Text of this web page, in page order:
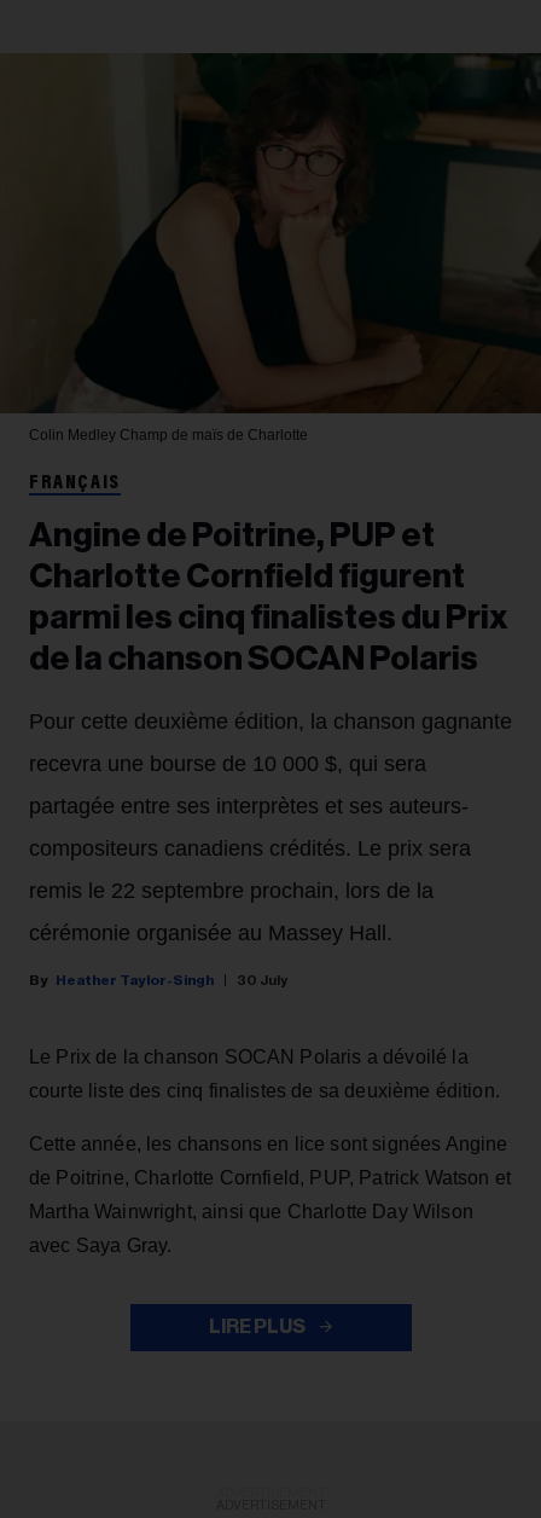
Colin Medley Champ de maïs de Charlotte
FRANÇAIS
Angine de Poitrine, PUP et
Charlotte Cornfield figurent
parmi les cinq finalistes du Prix
de la chanson SOCAN Polaris
Pour cette deuxième édition, la chanson gagnante
recevra une bourse de 10 000 $, qui sera
partagée entre ses interprètes et ses auteurs-
compositeurs canadiens crédités. Le prix sera
remis le 22 septembre prochain, lors de la
cérémonie organisée au Massey Hall.
Heather Taylor-Singh 30 July
Le Prix de la chanson SOCAN Polaris a dévoilé la
courte liste des cinq finalistes de sa deuxième édition.
Cette année, les chansons en lice sont signées Angine
de Poitrine, Charlotte Cornfield, PUP, Patrick Watson et
Martha Wainwright, ainsi que Charlotte Day Wilson
avec Saya Gray.
LIRE PLUS